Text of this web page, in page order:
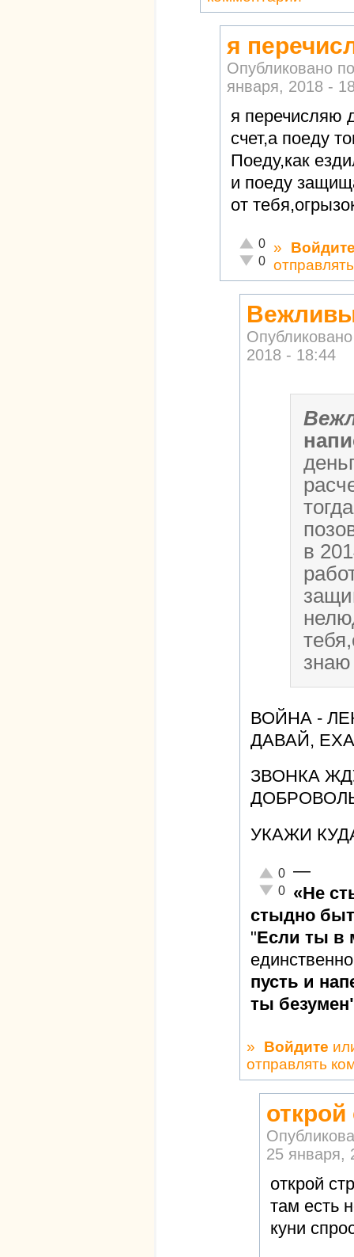
я
Опубликовано
января, 2018 -
я перечисляю
счет,а поеду
Поеду,как
и поеду
от
Отлично!
0
Неадекватно!
0
»
2018 - 18:44
в
знаю
ВОЙНА -
ДАВАЙ,
ЗВОНКА
УКАЖИ
Отлично!
0
Неадекватно!
0
—
«Не
стыдно
"Если ты в
пусть и
ты
» Войдите
отправлять
открой
25 января,
открой
там есть
куни